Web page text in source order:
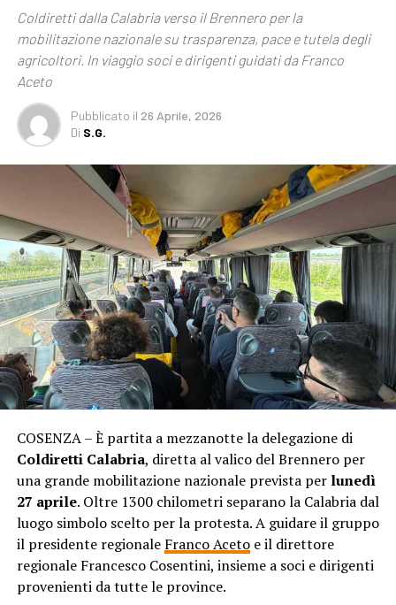
Coldiretti dalla Calabria verso il Brennero per la
mobilitazione nazionale su trasparenza, pace e tutela degli
agricoltori. In viaggio soci e dirigenti guidati da Franco
Aceto
Pubblicato il 26 Aprile, 2026
Di S.G.
COSENZA – È partita a mezzanotte la delegazione di
Coldiretti Calabria, diretta al valico del Brennero per
una grande mobilitazione nazionale prevista per lunedì
27 aprile. Oltre 1300 chilometri separano la Calabria dal
luogo simbolo scelto per la protesta. A guidare il gruppo
il presidente regionale Franco Acetoe il direttore
regionale Francesco Cosentini, insieme a soci e dirigenti
provenienti da tutte le province.